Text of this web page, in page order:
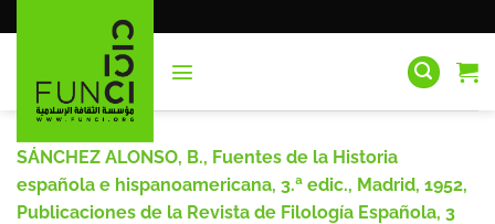
al
SÁNCHEZ ALONSO, B., Fuentes de la Historia
española e hispanoamericana, 3.ª edic., Madrid, 1952,
Publicaciones de la Revista de Filología Española, 3